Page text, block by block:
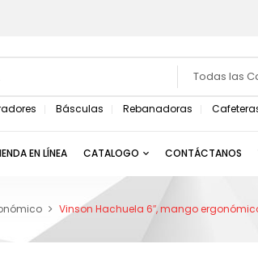
Todas las
Básculas Rebanadoras
EN LÍNEA CATALOGO CONTÁCTANOS
Vinson Hachuela 6″, mango